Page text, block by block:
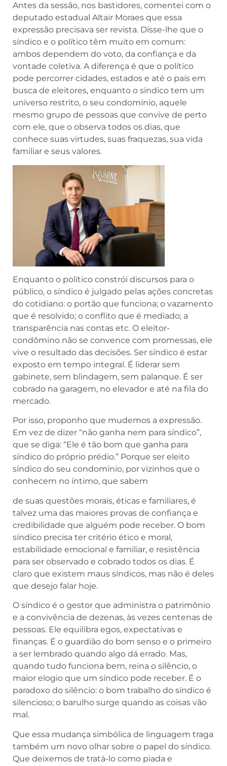
Antes da sessão, nos bastidores, comentei com o
deputado estadual Altair Moraes que essa
expressão precisava ser revista. Disse-lhe que o
síndico e o político têm muito em comum:
ambos dependem do voto, da confiança e da
vontade coletiva. A diferença é que o político
pode percorrer cidades, estados e até o país em
busca de eleitores, enquanto o síndico tem um
universo restrito, o seu condomínio, aquele
mesmo grupo de pessoas que convive de perto
com ele, que o observa todos os dias, que
conhece suas virtudes, suas fraquezas, sua vida
familiar e seus valores.
Enquanto o político constrói discursos para o
público, o síndico é julgado pelas ações concretas
do cotidiano: o portão que funciona; o vazamento
que é resolvido; o conflito que é mediado; a
transparência nas contas etc. O eleitor-
condômino não se convence com promessas, ele
vive o resultado das decisões. Ser síndico é estar
exposto em tempo integral. É liderar sem
gabinete, sem blindagem, sem palanque. É ser
cobrado na garagem, no elevador e até na fila do
mercado.
Por isso, proponho que mudemos a expressão.
Em vez de dizer “não ganha nem para síndico”,
que se diga: “Ele é tão bom que ganha para
síndico do próprio prédio.” Porque ser eleito
síndico do seu condomínio, por vizinhos que o
conhecem no íntimo, que sabem
de suas questões morais, éticas e familiares, é
talvez uma das maiores provas de confiança e
credibilidade que alguém pode receber. O bom
síndico precisa ter critério ético e moral,
estabilidade emocional e familiar, e resistência
para ser observado e cobrado todos os dias. É
claro que existem maus síndicos, mas não é deles
que desejo falar hoje.
O síndico é o gestor que administra o patrimônio
e a convivência de dezenas, às vezes centenas de
pessoas. Ele equilibra egos, expectativas e
finanças. É o guardião do bom senso e o primeiro
a ser lembrado quando algo dá errado. Mas,
quando tudo funciona bem, reina o silêncio, o
maior elogio que um síndico pode receber. É o
paradoxo do silêncio: o bom trabalho do síndico é
silencioso; o barulho surge quando as coisas vão
mal.
Que essa mudança simbólica de linguagem traga
também um novo olhar sobre o papel do síndico.
Que deixemos de tratá-lo como piada e